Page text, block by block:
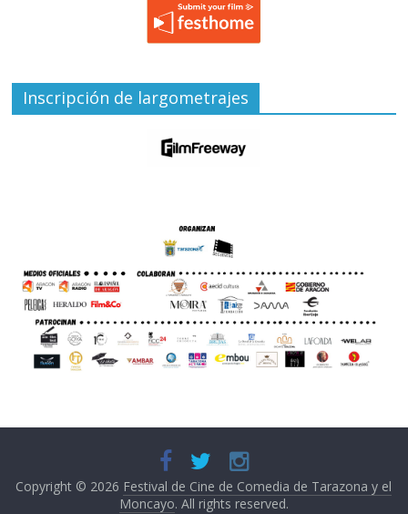
Inscripción de largometrajes
Copyright © 2026 Festival de Cine de Comedia de Tarazona y el
Moncayo. All rights reserved.